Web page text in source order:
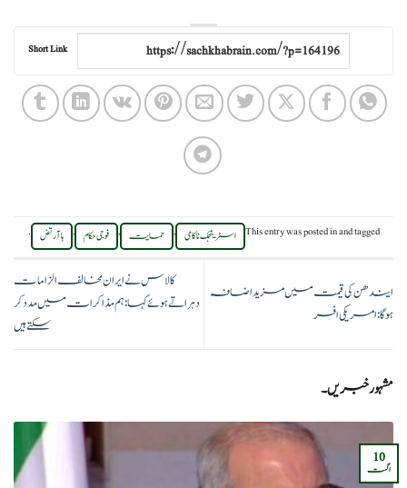
Short Link
This entry was posted inand tagged اسٹریٹجک ناکامی , حمایت , فوجی حکام , ہاآرتض .
ایندھن کی قیمت میں مزید اضافہ
ہوگا: امریکی افسر
کالاس نے ایران مخالف الزامات
دہراتے ہوئے کہا: ہم مذاکرات میں مدد کر
سکتے ہیں
مشہور خبریں۔
10
اگست